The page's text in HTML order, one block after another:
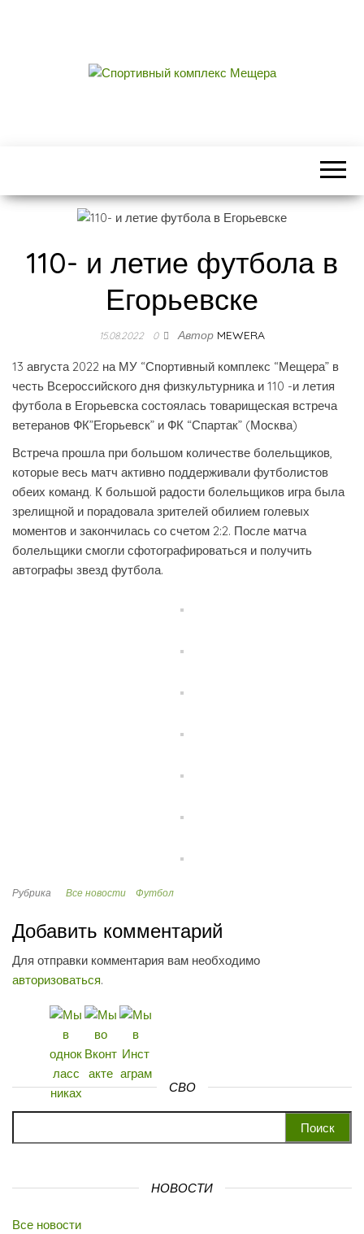
МЕЩЕРА
110- и летие футбола в
Егорьевске
15.08.2022 0 Автор MEWERA
13 августа 2022 на МУ “Спортивный комплекс “Мещера” в
честь Всероссийского дня физкультурника и 110 -и летия
футбола в Егорьевска состоялась товарищеская встреча
ветеранов ФК”Егорьевск” и ФК “Спартак” (Москва)
Встреча прошла при большом количестве болельщиков,
которые весь матч активно поддерживали футболистов
обеих команд. К большой радости болельщиков игра была
зрелищной и порадовала зрителей обилием голевых
моментов и закончилась со счетом 2:2. После матча
болельщики смогли сфотографироваться и получить
автографы звезд футбола.
Рубрика Все новости Футбол
Добавить комментарий
Для отправки комментария вам необходимо
авторизоваться.
СВО
НОВОСТИ
Все новости